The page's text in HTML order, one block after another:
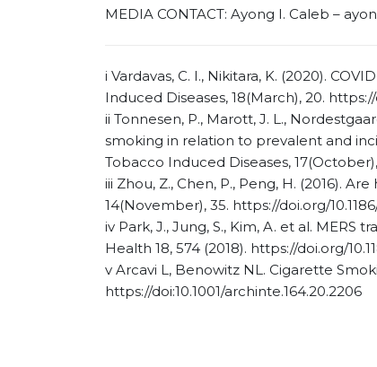
MEDIA CONTACT: Ayong I. Caleb –
i Vardavas, C. I., Nikitara, K. (2020).
Induced Diseases, 18(March), 20.
ii Tonnesen, P., Marott, J. L.,
smoking in relation to prevalent and
Tobacco Induced Diseases,
iii Zhou, Z., Chen, P., Peng, H. (2016).
14(November), 35. https://doi.org/
iv Park, J., Jung, S., Kim, A. et al. MERS
Health 18, 574 (2018). https://doi.org/
v Arcavi L, Benowitz NL. Cigarette
https://doi:10.1001/archinte.164.20.2206